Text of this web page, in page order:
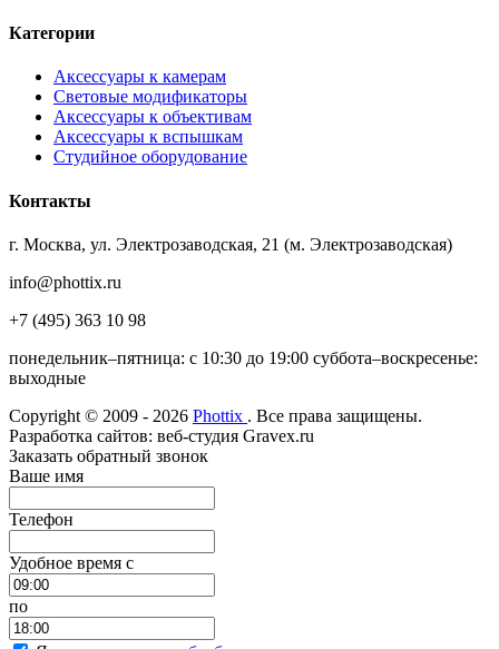
Категории
Аксессуары к камерам
Световые модификаторы
Аксессуары к объективам
Аксессуары к вспышкам
Студийное оборудование
Контакты
г. Москва, ул. Электрозаводская, 21 (м. Электрозаводская)
info@phottix.ru
+7 (495) 363 10 98
понедельник–пятница: с 10:30 до 19:00 суббота–воскресенье:
выходные
Copyright © 2009 - 2026 Phottix . Все права защищены.
Разработка сайтов: веб-студия Gravex.ru
Заказать обратный звонок
Ваше имя
Телефон
Удобное время c
по